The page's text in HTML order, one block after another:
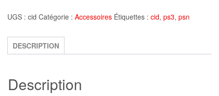
UGS : cid Catégorie : Accessoires Étiquettes : cid, ps3, psn
DESCRIPTION
Description